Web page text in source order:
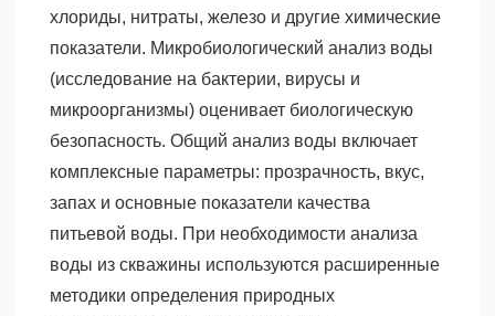
хлориды, нитраты, железо и другие химические
показатели. Микробиологический анализ воды
(исследование на бактерии, вирусы и
микроорганизмы) оценивает биологическую
безопасность. Общий анализ воды включает
комплексные параметры: прозрачность, вкус,
запах и основные показатели качества
питьевой воды. При необходимости анализа
воды из скважины используются расширенные
методики определения природных